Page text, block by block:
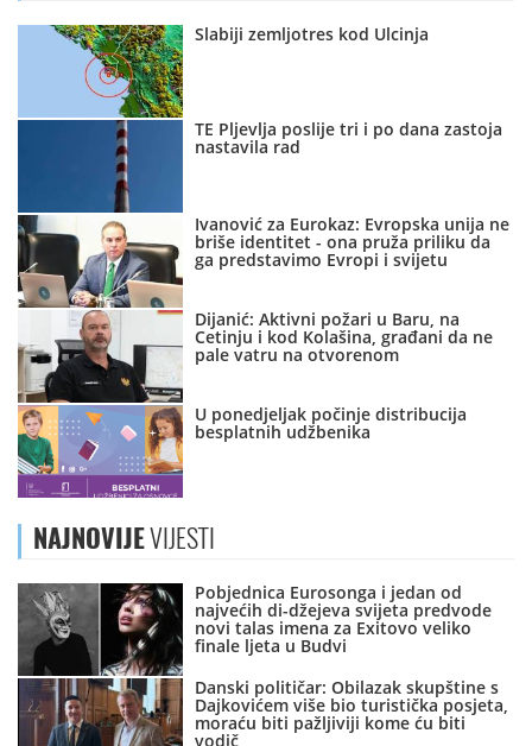
Slabiji zemljotres kod Ulcinja
TE Pljevlja poslije tri i po dana zastoja
nastavila rad
Ivanović za Eurokaz: Evropska unija ne
briše identitet - ona pruža priliku da
ga predstavimo Evropi i svijetu
Dijanić: Aktivni požari u Baru, na
Cetinju i kod Kolašina, građani da ne
pale vatru na otvorenom
U ponedjeljak počinje distribucija
besplatnih udžbenika
NAJNOVIJEVIJESTI
Pobjednica Eurosonga i jedan od
najvećih di-džejeva svijeta predvode
novi talas imena za Exitovo veliko
finale ljeta u Budvi
Danski političar: Obilazak skupštine s
Dajkovićem više bio turistička posjeta,
moraću biti pažljiviji kome ću biti
vodič